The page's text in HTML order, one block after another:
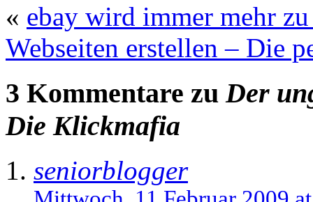
« ebay wird immer mehr
Webseiten erstellen – Die
3 Kommentare zu Der
Die Klickmafia
seniorblogger